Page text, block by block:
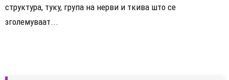
структура, туку, група на нерви и ткива што се
зголемуваат...